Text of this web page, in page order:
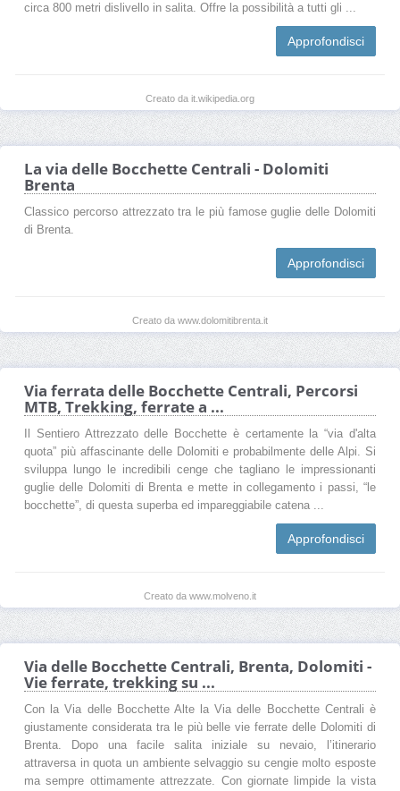
circa 800 metri dislivello in salita. Offre la possibilità a tutti gli ...
Approfondisci
Creato da it.wikipedia.org
La via delle Bocchette Centrali - Dolomiti
Brenta
Classico percorso attrezzato tra le più famose guglie delle Dolomiti
di Brenta.
Approfondisci
Creato da www.dolomitibrenta.it
Via ferrata delle Bocchette Centrali, Percorsi
MTB, Trekking, ferrate a ...
Il Sentiero Attrezzato delle Bocchette è certamente la “via d'alta
quota” più affascinante delle Dolomiti e probabilmente delle Alpi. Si
sviluppa lungo le incredibili cenge che tagliano le impressionanti
guglie delle Dolomiti di Brenta e mette in collegamento i passi, “le
bocchette”, di questa superba ed impareggiabile catena ...
Approfondisci
Creato da www.molveno.it
Via delle Bocchette Centrali, Brenta, Dolomiti -
Vie ferrate, trekking su ...
Con la Via delle Bocchette Alte la Via delle Bocchette Centrali è
giustamente considerata tra le più belle vie ferrate delle Dolomiti di
Brenta. Dopo una facile salita iniziale su nevaio, l’itinerario
attraversa in quota un ambiente selvaggio su cengie molto esposte
ma sempre ottimamente attrezzate. Con giornate limpide la vista